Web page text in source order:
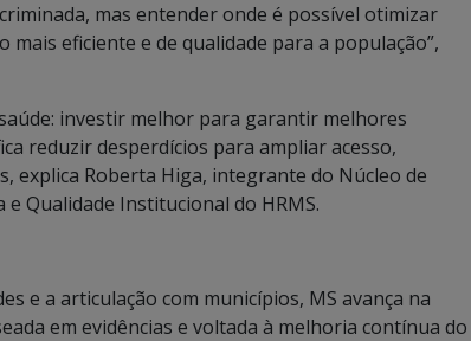
mas entender onde é possível otimizar
eficiente e de qualidade para a população”,
investir melhor para garantir melhores
reduzir desperdícios para ampliar acesso,
explica Roberta Higa, integrante do Núcleo de
e Qualidade Institucional do HRMS.
e a articulação com municípios, MS avança na
em evidências e voltada à melhoria contínua do